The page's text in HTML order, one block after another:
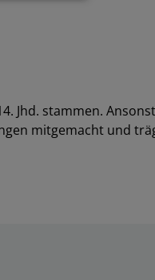
Jhd. stammen.
mitgemacht und